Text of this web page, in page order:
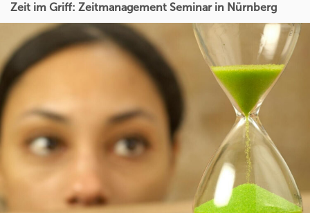
Zeit im Griff: Zeitmanagement Seminar in Nürnberg